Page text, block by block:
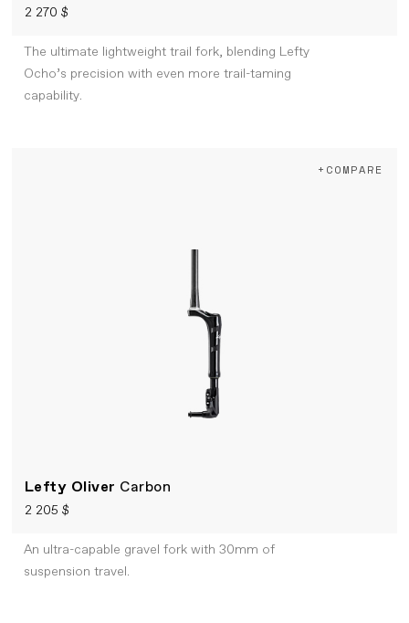
2 270 $
The ultimate lightweight trail fork, blending Lefty
Ocho’s precision with even more trail-taming
capability.
Lefty Oliver Carbon
2 205 $
+COMPARE
An ultra-capable gravel fork with 30mm of
suspension travel.